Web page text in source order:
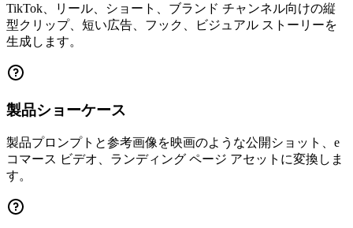
TikTok、リール、ショート、ブランド チャンネル向けの縦
型クリップ、短い広告、フック、ビジュアル ストーリーを
生成します。
製品ショーケース
製品プロンプトと参考画像を映画のような公開ショット、e
コマース ビデオ、ランディング ページ アセットに変換しま
す。